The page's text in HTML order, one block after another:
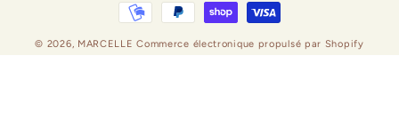
© 2026, MARCELLECommerce électronique propulsé par Shopify